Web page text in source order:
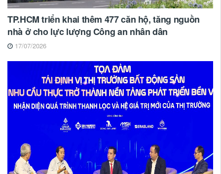
TP.HCM triển khai thêm 477 căn hộ, tăng nguồn
nhà ở cho lực lượng Công an nhân dân
17/07/2026